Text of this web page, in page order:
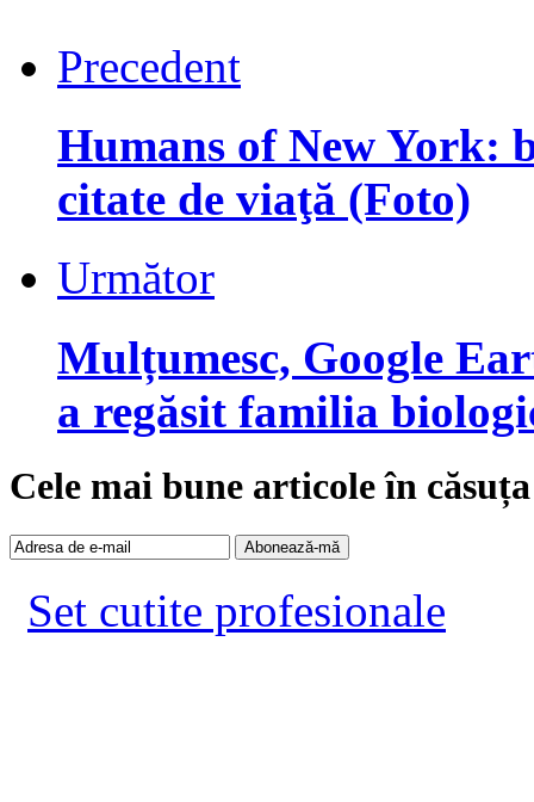
Precedent
Humans of New York:
citate de viaţă (Foto)
Următor
Mulțumesc, Google
a regăsit familia
Cele mai bune articole în
Set cutite profesionale